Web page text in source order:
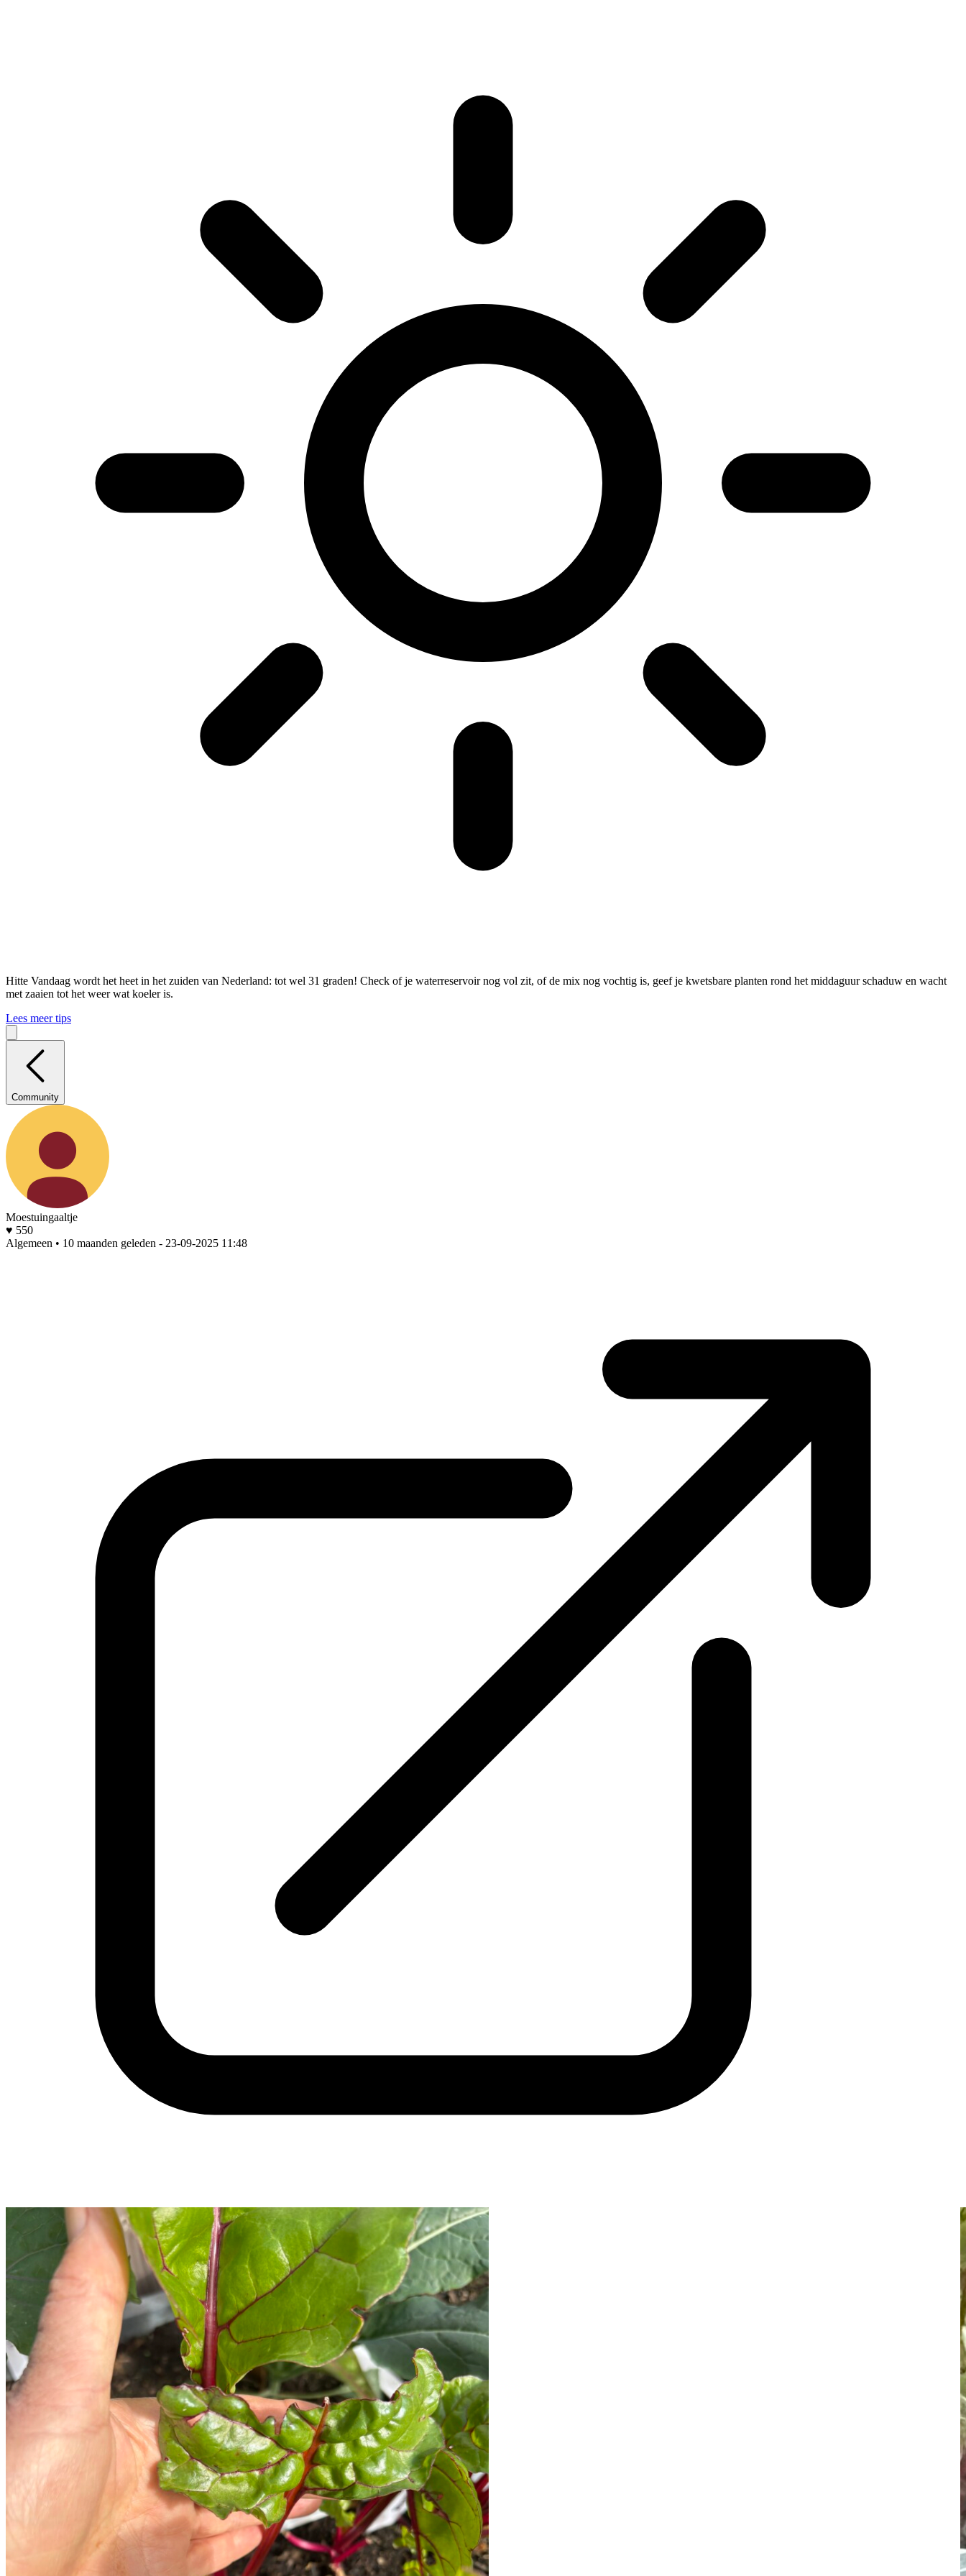
Hitte Vandaag wordt het heet in het zuiden van Nederland: tot wel 31 graden! Check of je waterreservoir nog vol zit, of de mix nog vochtig is, geef je kwetsbare planten rond het middaguur schaduw en wacht
met zaaien tot het weer wat koeler is.
Lees meer tips
Community
Moestuingaaltje
♥ 550
Algemeen • 10 maanden geleden - 23-09-2025 11:48